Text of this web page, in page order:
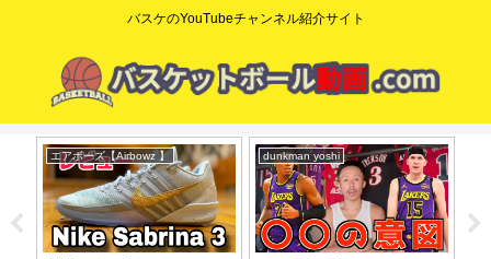
バスケのYouTubeチャンネル紹介サイト
エアボーズ【Airbowz 】 dunkman yoshi